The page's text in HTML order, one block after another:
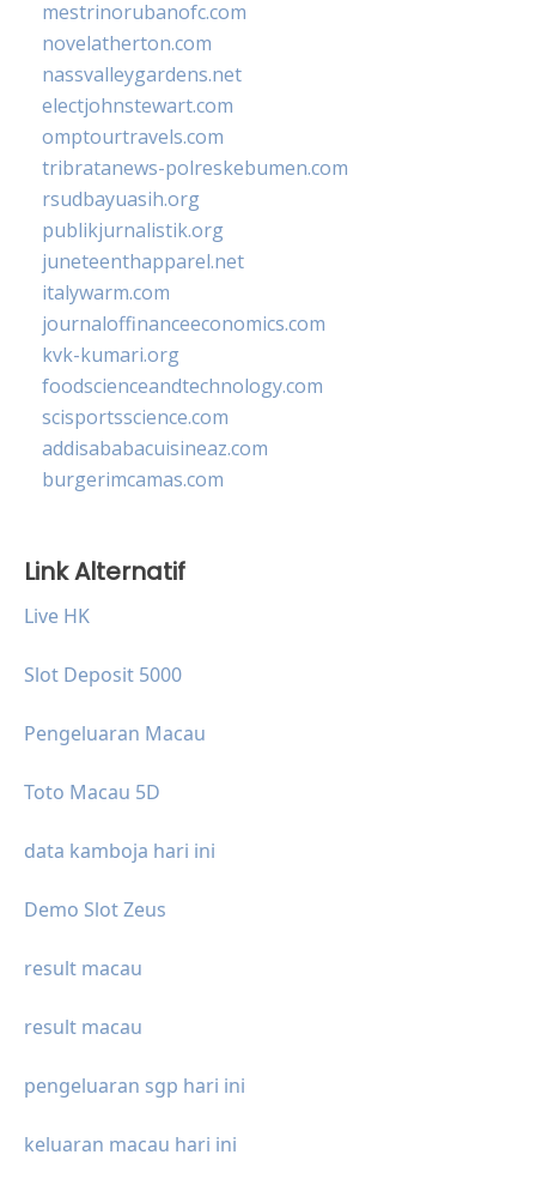
mestrinorubanofc.com
novelatherton.com
nassvalleygardens.net
electjohnstewart.com
omptourtravels.com
tribratanews-polreskebumen.com
rsudbayuasih.org
publikjurnalistik.org
juneteenthapparel.net
italywarm.com
journaloffinanceeconomics.com
kvk-kumari.org
foodscienceandtechnology.com
scisportsscience.com
addisababacuisineaz.com
burgerimcamas.com
Link Alternatif
Live HK
Slot Deposit 5000
Pengeluaran Macau
Toto Macau 5D
data kamboja hari ini
Demo Slot Zeus
result macau
result macau
pengeluaran sgp hari ini
keluaran macau hari ini